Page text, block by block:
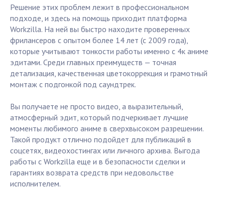
Решение этих проблем лежит в профессиональном
подходе, и здесь на помощь приходит платформа
Workzilla. На ней вы быстро находите проверенных
фрилансеров с опытом более 14 лет (с 2009 года),
которые учитывают тонкости работы именно с 4к аниме
эдитами. Среди главных преимуществ — точная
детализация, качественная цветокоррекция и грамотный
монтаж с подгонкой под саундтрек.
Вы получаете не просто видео, а выразительный,
атмосферный эдит, который подчеркивает лучшие
моменты любимого аниме в сверхвысоком разрешении.
Такой продукт отлично подойдет для публикаций в
соцсетях, видеохостингах или личного архива. Выгода
работы с Workzilla еще и в безопасности сделки и
гарантиях возврата средств при недовольстве
исполнителем.